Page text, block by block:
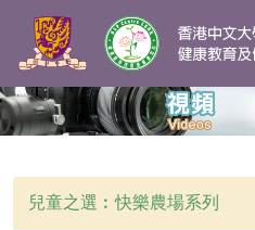
兒童之選︰快樂農場系列